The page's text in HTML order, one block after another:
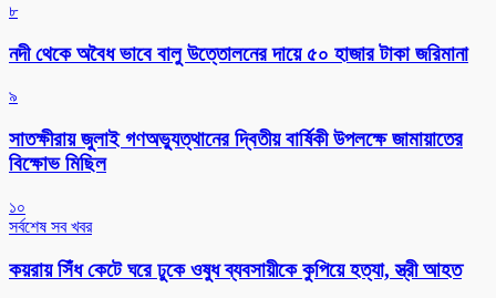
৮
নদী থেকে অবৈধ ভাবে বালু উত্তোলনের দায়ে ৫০ হাজার টাকা জরিমানা
৯
সাতক্ষীরায় জুলাই গণঅভ্যুত্থানের দ্বিতীয় বার্ষিকী উপলক্ষে জামায়াতের
বিক্ষোভ মিছিল
১০
সর্বশেষ সব খবর
কয়রায় সিঁধ কেটে ঘরে ঢুকে ওষুধ ব্যবসায়ীকে কুপিয়ে হত্যা, স্ত্রী আহত